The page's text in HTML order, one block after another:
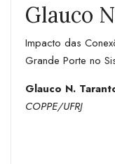
Glauco
Impacto das
Grande Porte no
Glauco N.
COPPE/UFRJ